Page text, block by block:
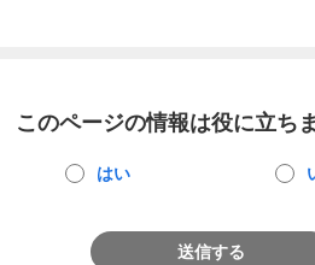
このページの情報は役に立ち
はい
送信する